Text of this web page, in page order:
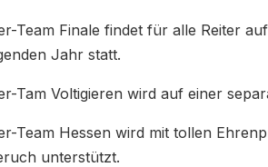
Team Finale findet für alle Reiter
Jahr statt.
Tam Voltigieren wird auf einer
Team Hessen wird mit tollen
unterstützt.